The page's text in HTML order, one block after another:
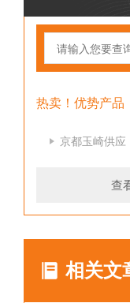
热卖！优势产品
京都玉崎供应
查
相关文